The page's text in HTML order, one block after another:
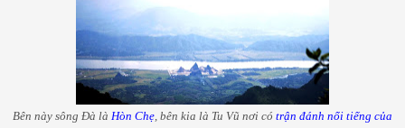
Bên này sông Đà là Hòn Chẹ , bên kia là Tu Vũ nơi có trận đánh nổi tiếng của